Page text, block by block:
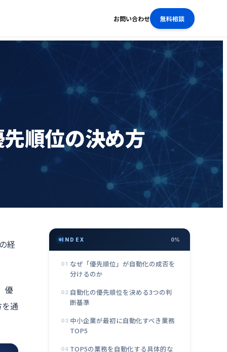
お問い合わせ 無料相談
順位の決め方
経
優
通
INDEX 0%
01 なぜ「優先順位」が自動化の成否を
分けるのか
02 自動化の優先順位を決める3つの判
断基準
03 中小企業が最初に自動化すべき業務
TOP5
04 TOP5の業務を自動化する具体的な